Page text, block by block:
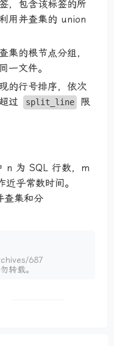
，包含该标签的所
用并查集的 union
集的根节点分组，
一文件。
的行号排序，依次
过
split_line
限
n 为 SQL 行数，m
乎常数时间。
查集和分
687
转载。